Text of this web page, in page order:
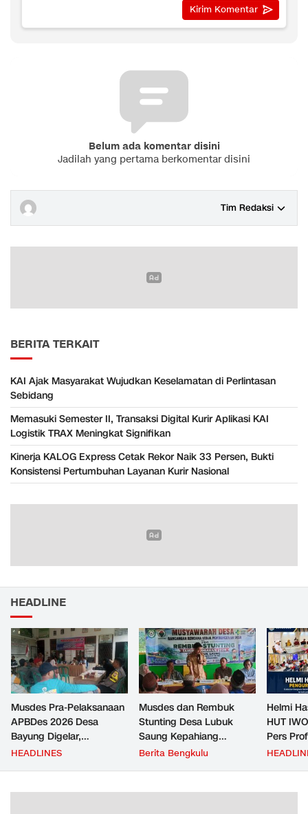
Belum ada komentar disini
Jadilah yang pertama berkomentar disini
Tim Redaksi
BERITA TERKAIT
KAI Ajak Masyarakat Wujudkan Keselamatan di Perlintasan
Sebidang
Memasuki Semester II, Transaksi Digital Kurir Aplikasi KAI
Logistik TRAX Meningkat Signifikan
Kinerja KALOG Express Cetak Rekor Naik 33 Persen, Bukti
Konsistensi Pertumbuhan Layanan Kurir Nasional
HEADLINE
Musdes Pra-Pelaksanaan
APBDes 2026 Desa
Bayung Digelar,
Pemerintah Desa
HEADLINES
Musdes dan Rembuk
Stunting Desa Lubuk
Saung Kepahiang
Tetapkan Prioritas RKP
Penurunan Stunting
Berita Bengkulu
Helmi
HUT
Pers